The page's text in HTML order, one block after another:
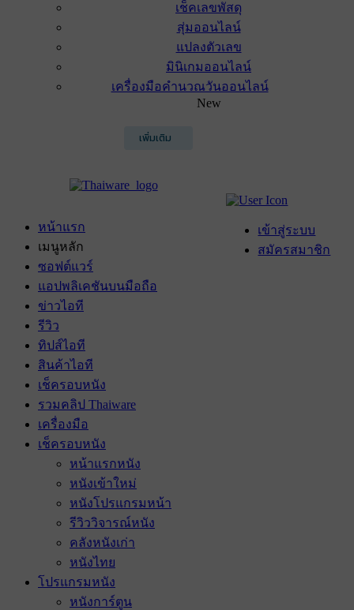
เช็คเลขพัสดุ
สุ่มออนไลน์
แปลงตัวเลข
มินิเกมออนไลน์
เครื่องมือคำนวณวันออนไลน์
New
เพิ่มเติม
เข้าสู่ระบบ
สมัครสมาชิก
หน้าแรก
เมนูหลัก
ซอฟต์แวร์
แอปพลิเคชันบนมือถือ
ข่าวไอที
รีวิว
ทิปส์ไอที
สินค้าไอที
เช็ครอบหนัง
รวมคลิป Thaiware
เครื่องมือ
เช็ครอบหนัง
หน้าแรกหนัง
หนังเข้าใหม่
หนังโปรแกรมหน้า
รีวิววิจารณ์หนัง
คลังหนังเก่า
หนังไทย
โปรแกรมหนัง
หนังการ์ตูน